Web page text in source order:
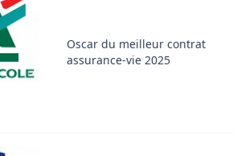
Oscar du meilleur contrat
assurance-vie 2025